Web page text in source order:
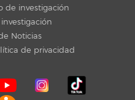
de investigación
Noticias
de privacidad